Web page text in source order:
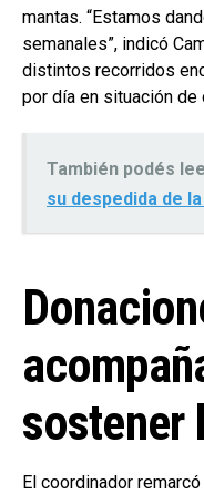
mantas. “Estamos
semanales”, indicó
distintos recorridos
por día en situación de
También podés
su despedida de
sostener
El coordinador